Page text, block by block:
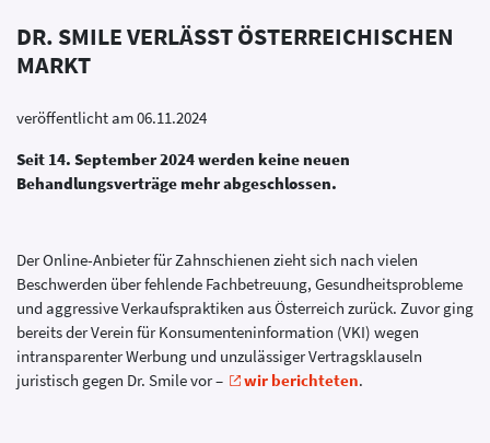
DR. SMILE VERLÄSST ÖSTERREICHISCHEN
MARKT
veröffentlicht am 06.11.2024
Seit 14. September 2024 werden keine neuen
Behandlungsverträge mehr abgeschlossen.
Der Online-Anbieter für Zahnschienen zieht sich nach vielen
Beschwerden über fehlende Fachbetreuung, Gesundheitsprobleme
und aggressive Verkaufspraktiken aus Österreich zurück. Zuvor ging
bereits der Verein für Konsumenteninformation (VKI) wegen
intransparenter Werbung und unzulässiger Vertragsklauseln
juristisch gegen Dr. Smile vor –
wir berichteten.